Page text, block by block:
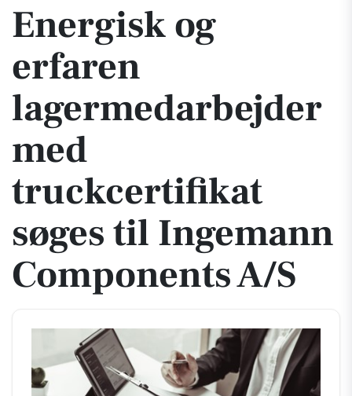
Energisk og
erfaren
lagermedarbejder
med
truckcertifikat
søges til Ingemann
Components A/S